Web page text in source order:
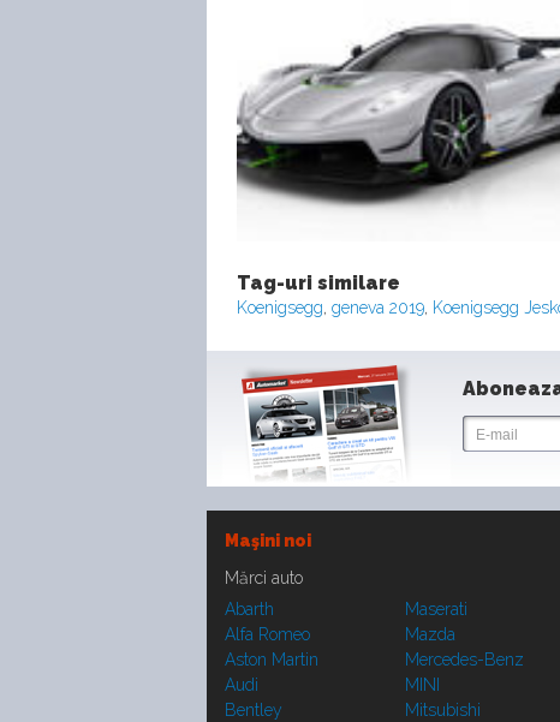
Tag-uri similare
Koenigsegg, geneva 2019, Koenigsegg
Maşini noi
Mărci auto
Abarth
Alfa Romeo
Aston Martin
Audi
Bentley
Maserati
Mazda
Mercedes-Benz
MINI
Mitsubishi